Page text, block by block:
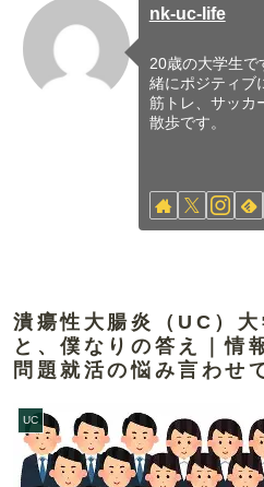
nk-uc-life
20歳の大学生で
緒にポジティブ
筋トレ、サッカ
散歩です。
潰瘍性大腸炎（UC）
と、僕なりの答え｜情
問題就活の悩み言わせ
UC